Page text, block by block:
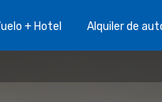
+ Hotel Alquiler de